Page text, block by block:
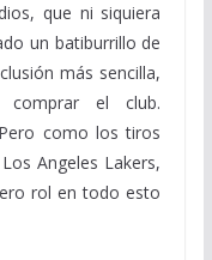
que ni siquiera
un batiburrillo de
más sencilla,
comprar el club.
como los tiros
Angeles Lakers,
rol en todo esto